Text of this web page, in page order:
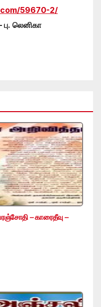
59670-2/
பு. லெனிகா
– காரைதீவு –